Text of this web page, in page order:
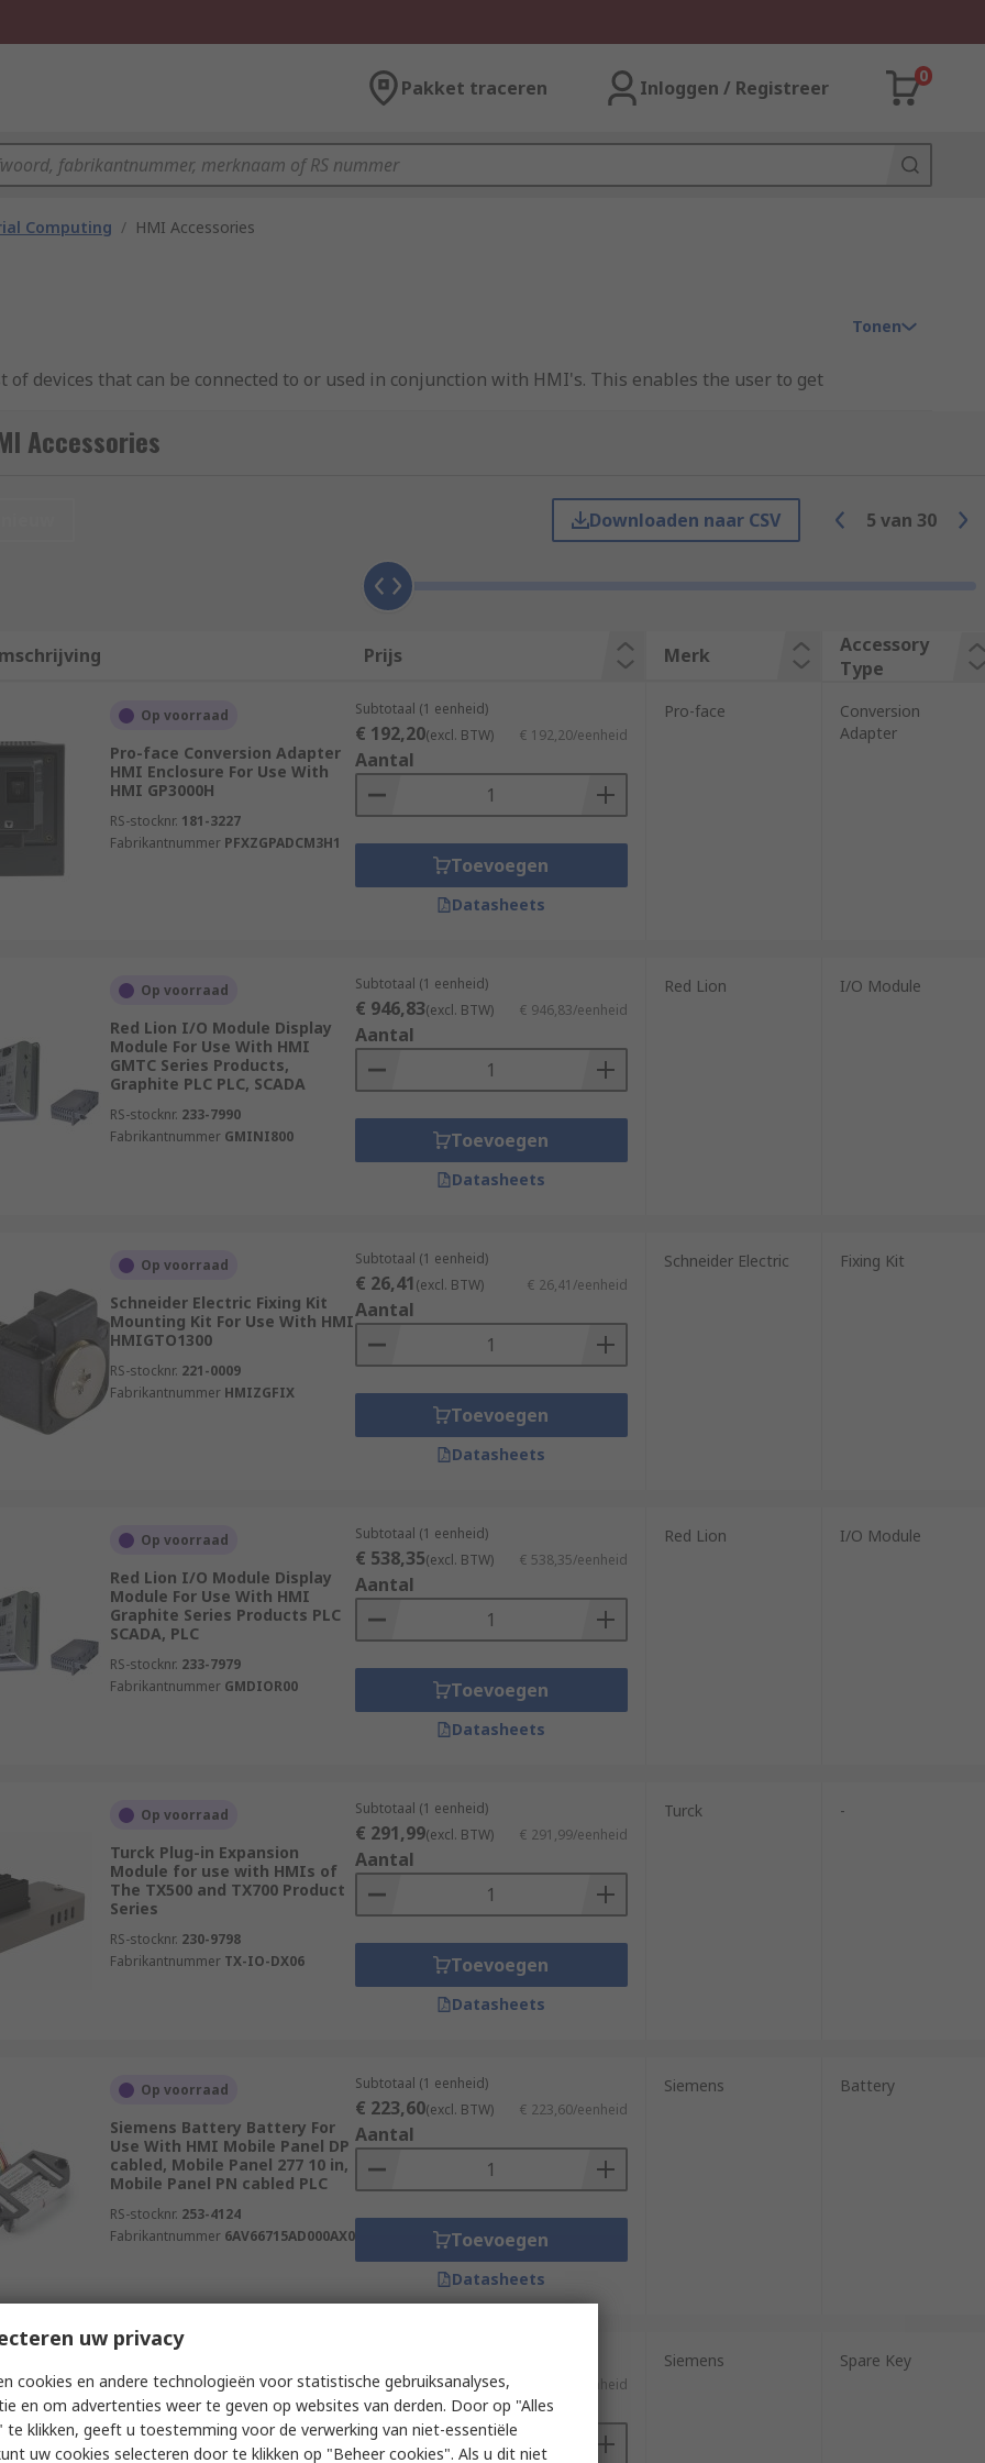
Pakket traceren Inloggen / Registreer
0
Computing / HMI Accessories
devices that can be connected to or used in conjunction with HMI's. This enables the user to get
that are categorised by types and applications. Common types of accessories including:
and have a multitude of applications including:
are available in various styles, configurations and mounting options to complete specific
you need them for so it is important to consider factors such as interface, supply voltage,
if relevant to your HMI type, software version.
have to offer and order today for next day delivery
Tonen
Accessories
Downloaden naar CSV 5 van 30
Prijs Merk
Accessory
Type
Op voorraad
Pro-face Conversion Adapter
HMI Enclosure For Use With
HMI GP3000H
RS-stocknr. 181-3227
Fabrikantnummer PFXZGPADCM3H1
Subtotaal (1 eenheid)
€ 192,20(excl. BTW) € 192,20/eenheid
Aantal
Toevoegen
Datasheets
Pro-face
Conversion
Adapter
Op voorraad
Red Lion I/O Module Display
Module For Use With HMI
GMTC Series Products,
Graphite PLC PLC, SCADA
RS-stocknr. 233-7990
Fabrikantnummer GMINI800
Subtotaal (1 eenheid)
€ 946,83(excl. BTW) € 946,83/eenheid
Aantal
Toevoegen
Datasheets
Red Lion I/O Module
Op voorraad
Schneider Electric Fixing Kit
Mounting Kit For Use With HMI
HMIGTO1300
RS-stocknr. 221-0009
Fabrikantnummer HMIZGFIX
Subtotaal (1 eenheid)
€ 26,41(excl. BTW) € 26,41/eenheid
Aantal
Toevoegen
Datasheets
Schneider Electric Fixing Kit
Op voorraad
Red Lion I/O Module Display
Module For Use With HMI
Graphite Series Products PLC
SCADA, PLC
RS-stocknr. 233-7979
Fabrikantnummer GMDIOR00
Subtotaal (1 eenheid)
€ 538,35(excl. BTW) € 538,35/eenheid
Aantal
Toevoegen
Datasheets
Red Lion I/O Module
Op voorraad
Turck Plug-in Expansion
Module for use with HMIs of
The TX500 and TX700 Product
Series
RS-stocknr. 230-9798
Fabrikantnummer TX-IO-DX06
Subtotaal (1 eenheid)
€ 291,99(excl. BTW) € 291,99/eenheid
Aantal
Toevoegen
Datasheets
Turck -
Op voorraad
Siemens Battery Battery For
Use With HMI Mobile Panel DP
cabled, Mobile Panel 277 10 in,
Mobile Panel PN cabled PLC
RS-stocknr. 253-4124
Fabrikantnummer 6AV66715AD000AX0
Subtotaal (1 eenheid)
€ 223,60(excl. BTW) € 223,60/eenheid
Aantal
Toevoegen
Datasheets
Siemens Battery
Siemens Spare Key Spare Key
For Use With HMI Siemens PRO
Devices
€ 66,74(excl. BTW) € 66,74/eenheid
Aantal
Siemens Spare Key
uw privacy
cookies en andere technologieën voor statistische gebruiksanalyses,
en om advertenties weer te geven op websites van derden. Door op "Alles
te klikken, geeft u toestemming voor de verwerking van niet-essentiële
uw cookies selecteren door te klikken op "Beheer cookies". Als u dit niet